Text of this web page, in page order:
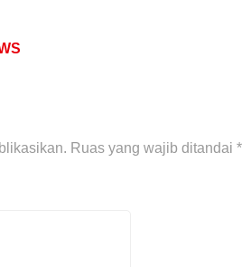
Ruas yang wajib ditandai *